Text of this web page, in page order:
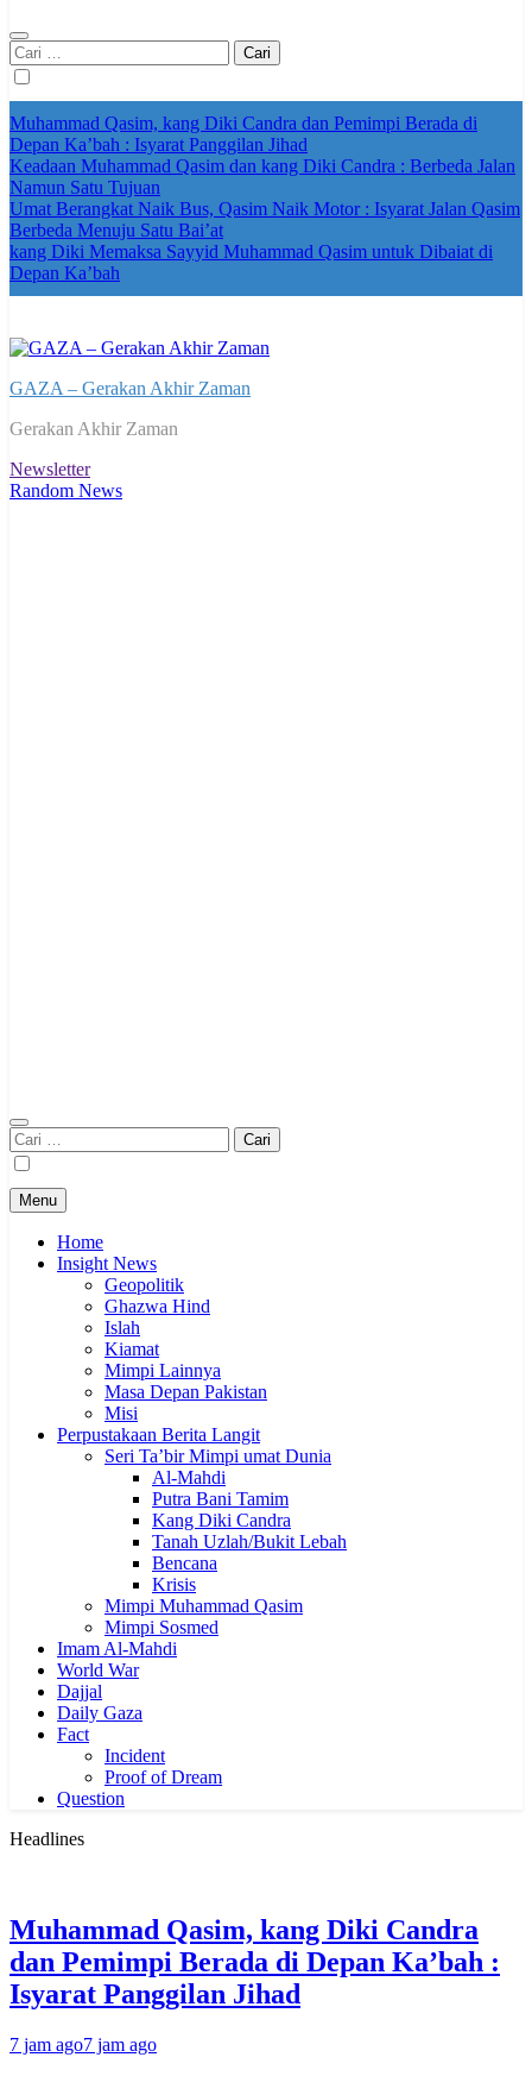
Cari
untuk:
Muhammad Qasim, kang Diki Candra dan Pemimpi Berada di
Depan Ka’bah : Isyarat Panggilan Jihad
Keadaan Muhammad Qasim dan kang Diki Candra : Berbeda Jalan
Namun Satu Tujuan
Umat Berangkat Naik Bus, Qasim Naik Motor : Isyarat Jalan Qasim
Berbeda Menuju Satu Bai’at
kang Diki Memaksa Sayyid Muhammad Qasim untuk Dibaiat di
Depan Ka’bah
GAZA – Gerakan Akhir Zaman
Gerakan Akhir Zaman
Newsletter
Random News
Cari
untuk:
Menu
Home
Insight News
Geopolitik
Ghazwa Hind
Islah
Kiamat
Mimpi Lainnya
Masa Depan Pakistan
Misi
Perpustakaan Berita Langit
Seri Ta’bir Mimpi umat Dunia
Al-Mahdi
Putra Bani Tamim
Kang Diki Candra
Tanah Uzlah/Bukit Lebah
Bencana
Krisis
Mimpi Muhammad Qasim
Mimpi Sosmed
Imam Al-Mahdi
World War
Dajjal
Daily Gaza
Fact
Incident
Proof of Dream
Question
Headlines
Muhammad Qasim, kang Diki Candra
dan Pemimpi Berada di Depan Ka’bah :
Isyarat Panggilan Jihad
7 jam ago7 jam ago